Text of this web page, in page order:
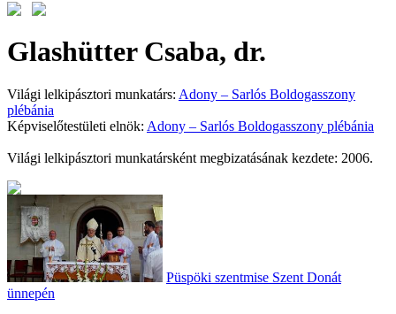
Glashütter Csaba, dr.
Világi lelkipásztori munkatárs: Adony – Sarlós Boldogasszony
plébánia
Képviselőtestületi elnök: Adony – Sarlós Boldogasszony plébánia
Világi lelkipásztori munkatársként megbizatásának kezdete: 2006.
Püspöki szentmise Szent Donát
ünnepén